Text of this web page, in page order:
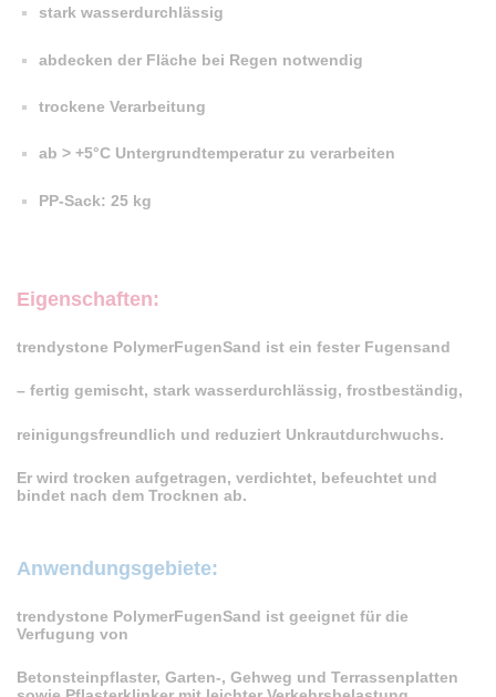
stark wasserdurchlässig
abdecken der Fläche bei Regen notwendig
trockene Verarbeitung
ab > +5°C Untergrundtemperatur zu verarbeiten
PP-Sack: 25 kg
Eigenschaften:
trendystone PolymerFugenSand ist ein fester Fugensand
– fertig gemischt, stark wasserdurchlässig, frostbeständig,
reinigungsfreundlich und reduziert Unkrautdurchwuchs.
Er wird trocken aufgetragen, verdichtet, befeuchtet und
bindet nach dem Trocknen ab.
Anwendungsgebiete:
trendystone PolymerFugenSand ist geeignet für die
Verfugung von
Betonsteinpflaster, Garten-, Gehweg und Terrassenplatten